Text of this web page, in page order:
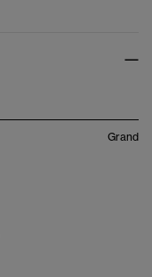
Grand